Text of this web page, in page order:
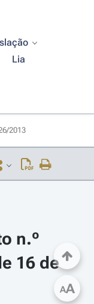
Lia
2013
n.º
16 de
AA